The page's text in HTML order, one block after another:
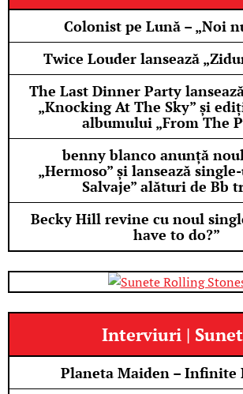
Colonist pe Lună – „Noi
Twice Louder lansează
The Last Dinner Party
„Knocking At The Sky” și
albumului „From The
benny blanco anunță
„Hermoso” și lansează
Salvaje” alături de Bb
Becky Hill revine cu noul
have to do?”
Interviuri |
Planeta Maiden – Infinite